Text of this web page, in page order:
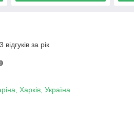
за рік
Харків, Україна